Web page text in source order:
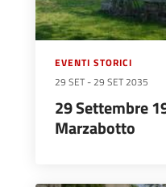
EVENTI STORICI
29 SET -29 SET 2035
29 Settembre
Marzabotto